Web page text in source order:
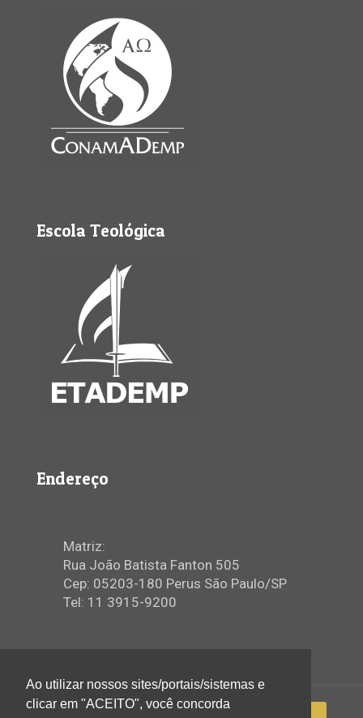
Escola Teológica
Endereço
Matriz:
Rua João Batista Fanton 505
Cep: 05203-180 Perus São Paulo/SP
Tel: 11 3915-9200
Ao utilizar nossos sites/portais/sistemas e
clicar em "ACEITO", você concorda